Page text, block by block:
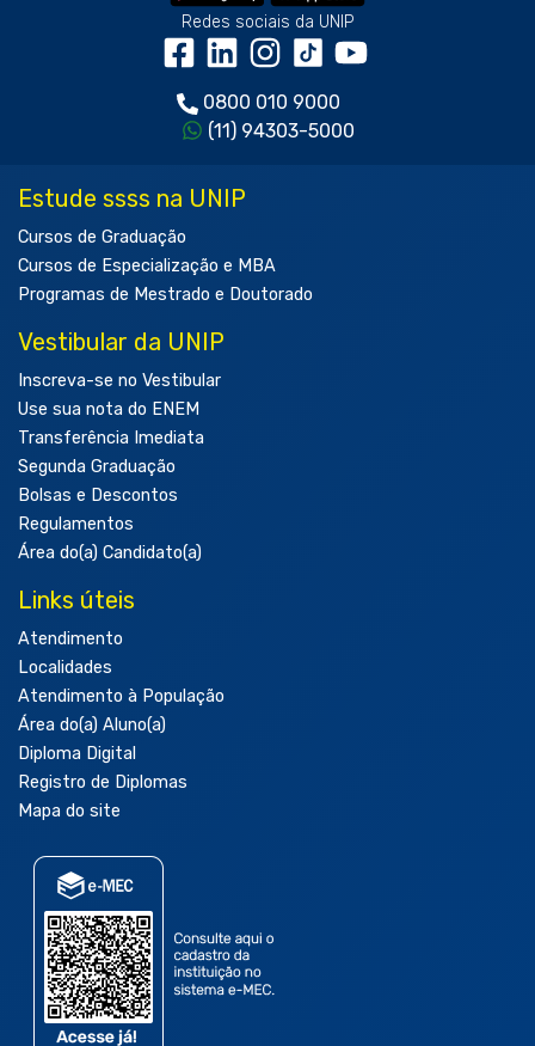
Redes sociais da UNIP
0800 010 9000
(11) 94303-5000
Estude ssss na UNIP
Cursos de Graduação
Cursos de Especialização e MBA
Programas de Mestrado e Doutorado
Vestibular da UNIP
Inscreva-se no Vestibular
Use sua nota do ENEM
Transferência Imediata
Segunda Graduação
Bolsas e Descontos
Regulamentos
Área do(a) Candidato(a)
Links úteis
Atendimento
Localidades
Atendimento à População
Área do(a) Aluno(a)
Diploma Digital
Registro de Diplomas
Mapa do site